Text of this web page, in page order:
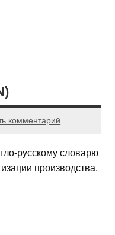
комментарий
русскому словарю
производства.